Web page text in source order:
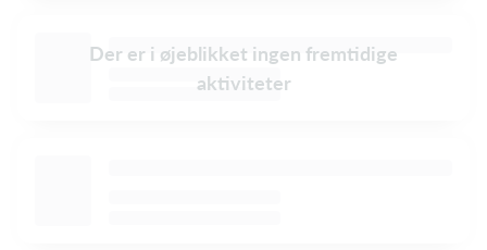
Der er i øjeblikket ingen fremtidige
aktiviteter